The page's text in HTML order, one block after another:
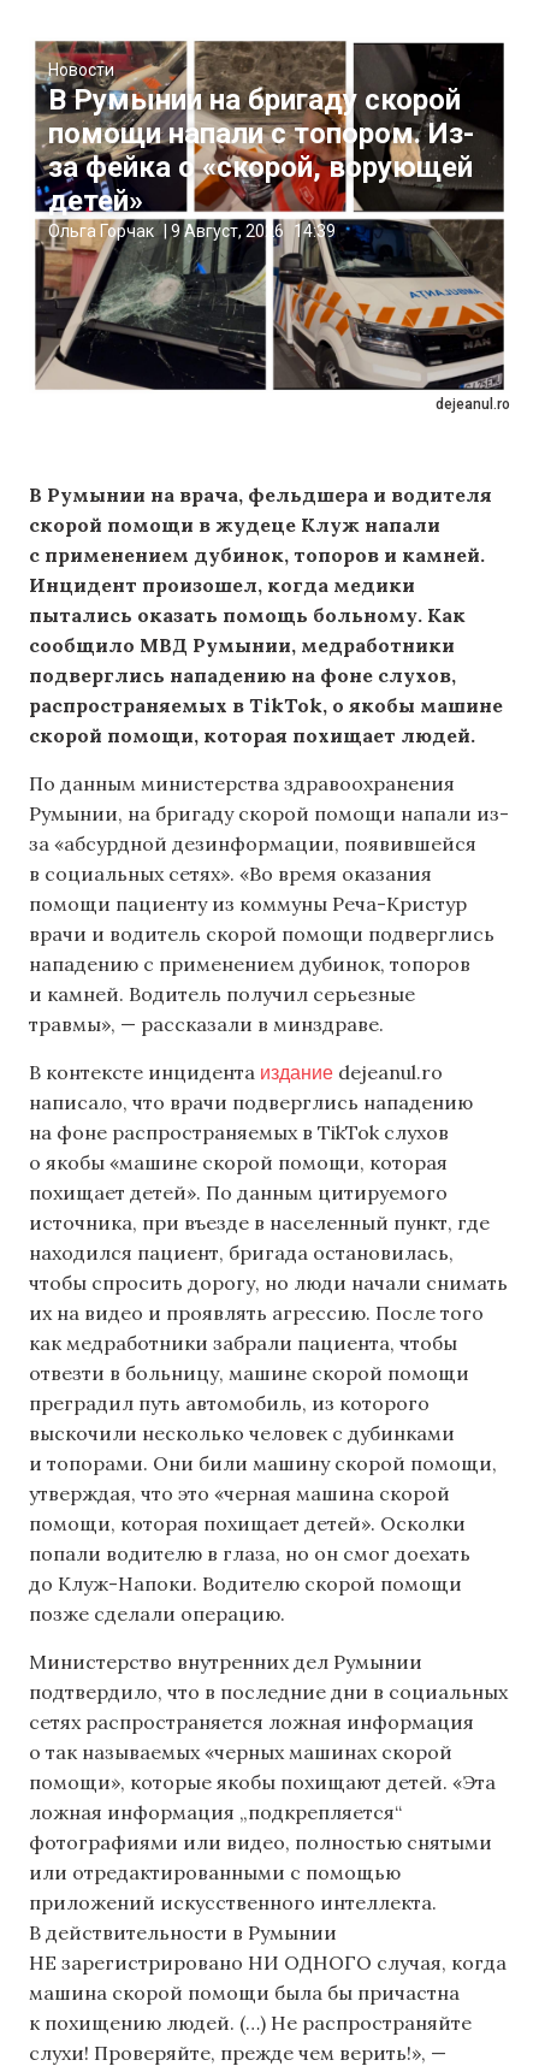
dejeanul.ro
Новости
В Румынии на бригаду скорой
помощи напали с топором. Из-
за фейка о «скорой, ворующей
детей»
Ольга Горчак 9 Август, 2026 14:39
В Румынии на врача, фельдшера и водителя
скорой помощи в жудеце Клуж напали
с применением дубинок, топоров и камней.
Инцидент произошел, когда медики
пытались оказать помощь больному. Как
сообщило МВД Румынии, медработники
подверглись нападению на фоне слухов,
распространяемых в TikTok, о якобы машине
скорой помощи, которая похищает людей.
По данным министерства здравоохранения
Румынии, на бригаду скорой помощи напали из-
за «абсурдной дезинформации, появившейся
в социальных сетях». «Во время оказания
помощи пациенту из коммуны Реча-Кристур
врачи и водитель скорой помощи подверглись
нападению с применением дубинок, топоров
и камней. Водитель получил серьезные
травмы», — рассказали в минздраве.
В контексте инцидента издание dejeanul.ro
написало, что врачи подверглись нападению
на фоне распространяемых в TikTok слухов
о якобы «машине скорой помощи, которая
похищает детей». По данным цитируемого
источника, при въезде в населенный пункт, где
находился пациент, бригада остановилась,
чтобы спросить дорогу, но люди начали снимать
их на видео и проявлять агрессию. После того
как медработники забрали пациента, чтобы
отвезти в больницу, машине скорой помощи
преградил путь автомобиль, из которого
выскочили несколько человек с дубинками
и топорами. Они били машину скорой помощи,
утверждая, что это «черная машина скорой
помощи, которая похищает детей». Осколки
попали водителю в глаза, но он смог доехать
до Клуж-Напоки. Водителю скорой помощи
позже сделали операцию.
Министерство внутренних дел Румынии
подтвердило, что в последние дни в социальных
сетях распространяется ложная информация
о так называемых «черных машинах скорой
помощи», которые якобы похищают детей. «Эта
ложная информация „подкрепляется“
фотографиями или видео, полностью снятыми
или отредактированными с помощью
приложений искусственного интеллекта.
В действительности в Румынии
НЕ зарегистрировано НИ ОДНОГО случая, когда
машина скорой помощи была бы причастна
к похищению людей. (…) Не распространяйте
слухи! Проверяйте, прежде чем верить!», —